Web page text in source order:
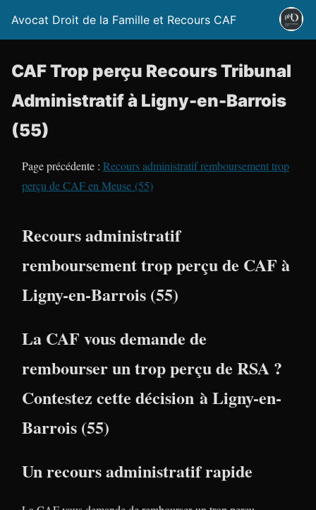
Avocat Droit de la Famille et Recours CAF
CAF Trop perçu Recours Tribunal
Administratif à Ligny-en-Barrois
(55)
Page précédente : Recours administratif remboursement trop
perçu de CAF en Meuse (55)
Recours administratif
remboursement trop perçu de CAF à
Ligny-en-Barrois (55)
La CAF vous demande de
rembourser un trop perçu de RSA ?
Contestez cette décision à Ligny-en-
Barrois (55)
Un recours administratif rapide